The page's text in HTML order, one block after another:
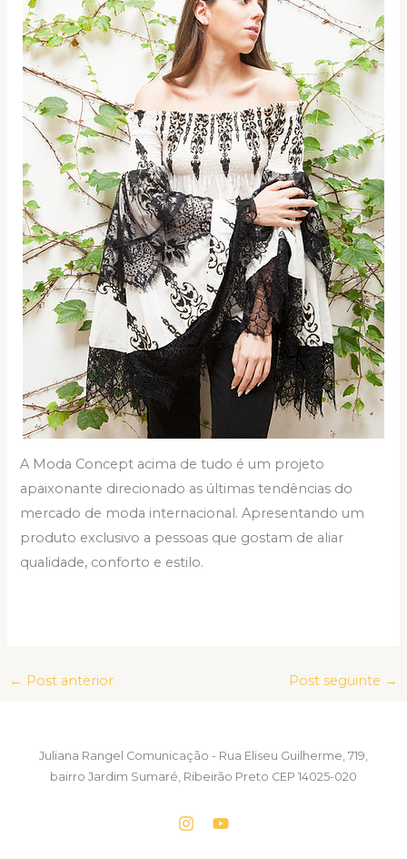
A Moda Concept acima de tudo é um projeto
apaixonante direcionado as últimas tendências do
mercado de moda internacional. Apresentando um
produto exclusivo a pessoas que gostam de aliar
qualidade, conforto e estilo.
← Post anterior Post seguinte →
Juliana Rangel Comunicação - Rua Eliseu Guilherme, 719,
bairro Jardim Sumaré, Ribeirão Preto CEP 14025-020